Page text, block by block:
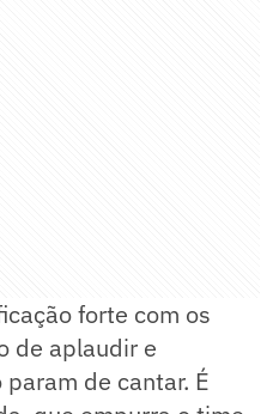
forte com os
de aplaudir e
de cantar. É